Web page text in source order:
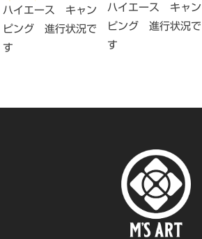
ハイエース キャン
ピング 進行状況で
す
ハイエース キャン
ピング 進行状況で
す